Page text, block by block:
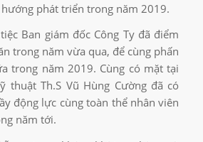
phát triển trong năm 2019.
Ban giám đốc Công Ty đã điểm
trong năm vừa qua, để cùng phấn
trong năm 2019. Cùng có mặt tại
thuật Th.S Vũ Hùng Cường đã có
động lực cùng toàn thể nhân viên
năm tới.